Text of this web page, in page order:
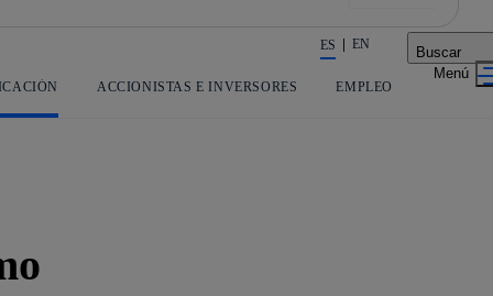
La acción en accionistas e
ES EN Buscar
ACCIONISTAS E INVERSORES EMPLEO